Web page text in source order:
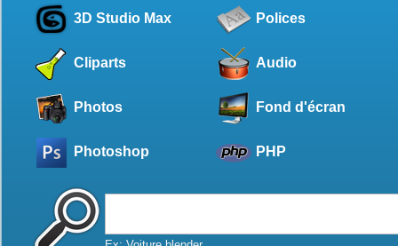
3D Studio Max Polices
Cliparts Audio
Photos Fond d'écran
Photoshop PHP